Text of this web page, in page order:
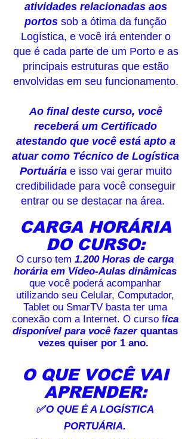
atividades relacionadas aos
portos sob a ótima da função
Logística, e você irá entender o
que é cada parte de um Porto e as
principais estruturas que estão
envolvidas em seu funcionamento.
Ao final deste curso, você
receberá um Certificado
atestando que você está apto a
atuar como Técnico de Logística
Portuária e isso vai gerar muito
credibilidade para você conseguir
entrar ou se destacar na área.
CARGA HORÁRIA
DO CURSO:
O curso tem 1.200 Horas de carga
horária em Vídeo-Aulas dinâmicas
que você poderá acompanhar
utilizando seu Celular, Computador,
Tablet ou SmarTV basta ter uma
conexão com a Internet. O curso fica
disponível para você fazer quantas
vezes quiser por 1 ano.
O QUE VOCÊ VAI
APRENDER:
✅O QUE É A LOGÍSTICA
PORTUÁRIA.